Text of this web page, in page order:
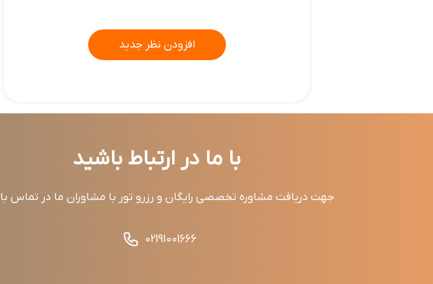
افزودن نظر جدید
با ما در ارتباط باشید
جهت دریافت مشاوره تخصصی رایگان و رزرو تور با مشاوران ما در تماس
02191001666